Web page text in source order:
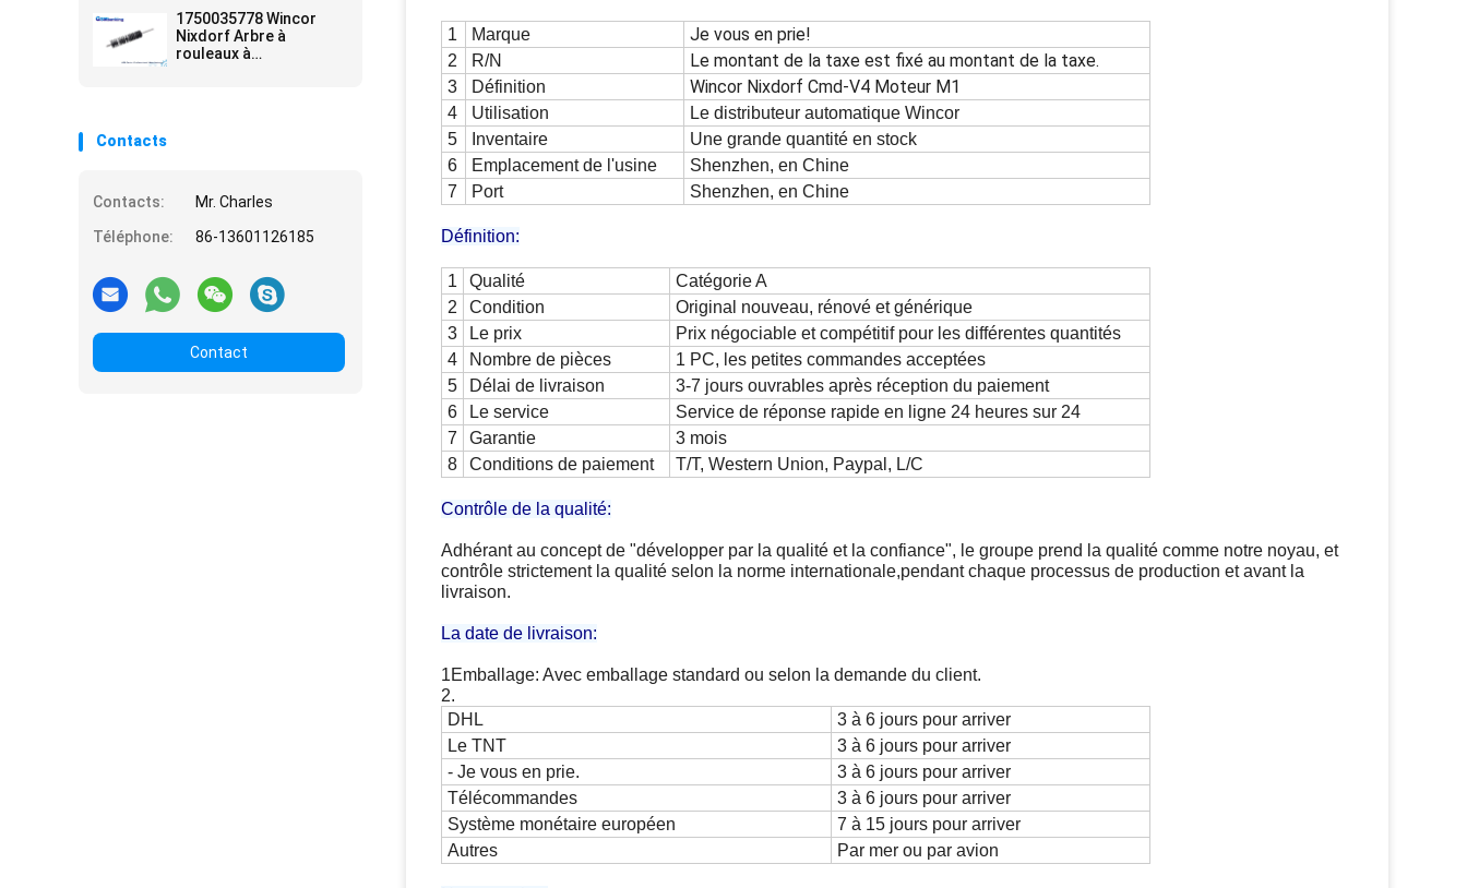
automatiques
1750035778 Wincor
Nixdorf Arbre à
rouleaux à
Contacts
Contacts:
Mr. Charles
Téléphone:
86-13601126185
Contact
1 Marque Je vous en prie!
2 R/N Le montant de la taxe est fixé au montant de la taxe.
3 Définition Wincor Nixdorf Cmd-V4 Moteur M1
4 Utilisation
Le distributeur automatique Wincor
5
Inventaire
Une grande quantité en stock
6
Emplacement de l'usine
Shenzhen, en Chine
7
Port Shenzhen, en Chine
Définition:
1 Qualité
Catégorie A
2
Condition
Original nouveau, rénové et générique
3
Le prix
Prix négociable et compétitif pour les différentes quantités
4
Nombre de pièces
1 PC, les petites commandes acceptées
5
Délai de livraison
3-7 jours ouvrables après réception du paiement
6
Le service
Service de réponse rapide en ligne 24 heures sur 24
7
Garantie
3 mois
8
Conditions de paiement T/T, Western Union, Paypal, L/C
Contrôle de la qualité:
Adhérant au concept de "développer par la qualité et la confiance", le groupe prend la qualité comme notre noyau, et
contrôle strictement la qualité selon la norme internationale,pendant chaque processus de production et avant la
livraison.
La date de livraison:
1Emballage: Avec emballage standard ou selon la demande du client.
2.
DHL
3 à 6 jours pour arriver
Le TNT
3 à 6 jours pour arriver
- Je vous en prie.
3 à 6 jours pour arriver
Télécommandes
3 à 6 jours pour arriver
Système monétaire européen
7 à 15 jours pour arriver
Autres
Par mer ou par avion